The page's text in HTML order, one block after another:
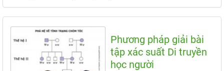
Phương pháp giải bài
tập xác suất Di truyền
học người